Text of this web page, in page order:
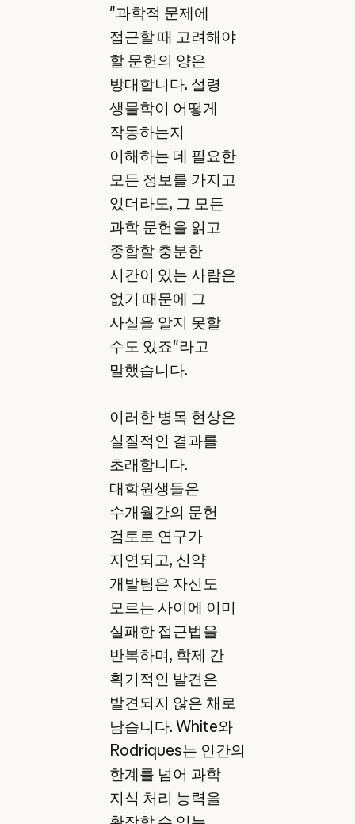
"과학적 문제에
접근할 때 고려해야
할 문헌의 양은
방대합니다. 설령
생물학이 어떻게
작동하는지
이해하는 데 필요한
모든 정보를 가지고
있더라도, 그 모든
과학 문헌을 읽고
종합할 충분한
시간이 있는 사람은
없기 때문에 그
사실을 알지 못할
수도 있죠"라고
말했습니다.
이러한 병목 현상은
실질적인 결과를
초래합니다.
대학원생들은
수개월간의 문헌
검토로 연구가
지연되고, 신약
개발팀은 자신도
모르는 사이에 이미
실패한 접근법을
반복하며, 학제 간
획기적인 발견은
발견되지 않은 채로
남습니다. White와
Rodriques는 인간의
한계를 넘어 과학
지식 처리 능력을